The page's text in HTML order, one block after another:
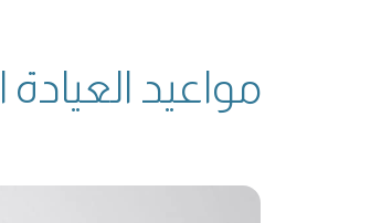
مواعيد العيادة